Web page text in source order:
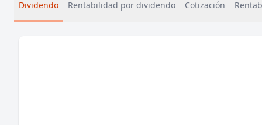
Dividendo Rentabilidad por dividendo Cotización